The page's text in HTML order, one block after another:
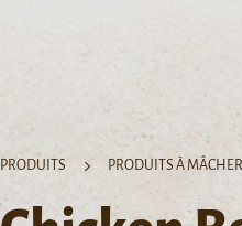
PRODUITS PRODUITS À MÂCHER